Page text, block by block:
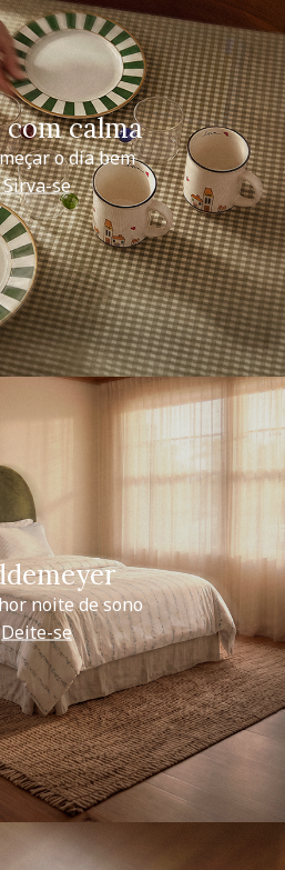
com calma
o dia bem
Sirva-se
noite de sono
Deite-se